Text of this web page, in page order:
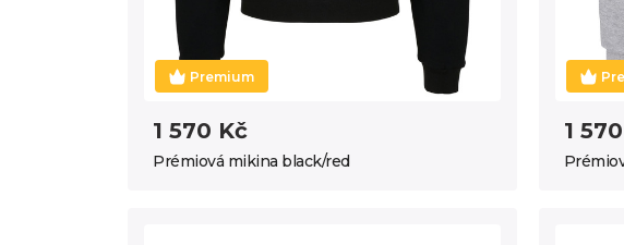
Premium
1 570 Kč
Prémiová mikina black/red
1